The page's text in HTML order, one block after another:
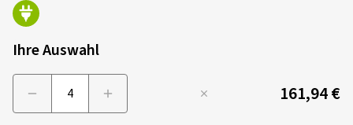
Ihre Auswahl
161,94 €